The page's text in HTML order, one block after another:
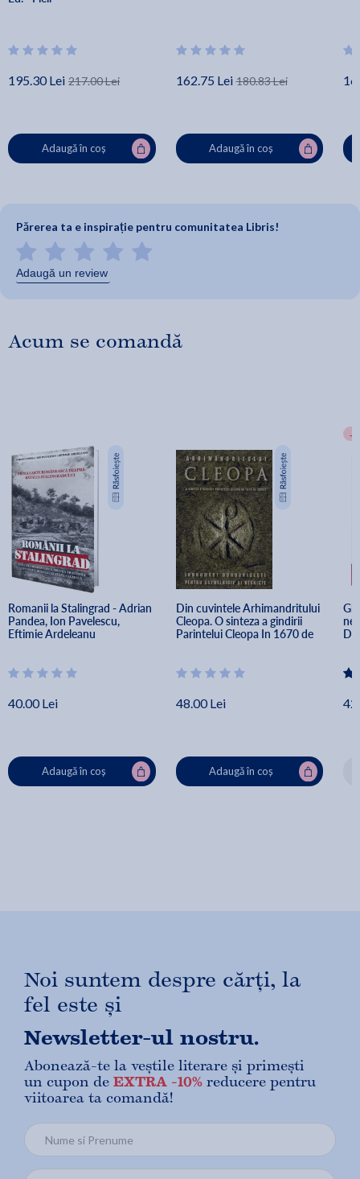
195.30 Lei 217.00 Lei
Adaugă în coș
162.75 Lei 180.83 Lei
Adaugă în coș
Părerea ta e inspirație pentru comunitatea Libris!
Adaugă un review
Acum se comandă
Romanii la Stalingrad - Adrian
Pandea, Ion Pavelescu,
Eftimie Ardeleanu
40.00 Lei
Adaugă în coș
Din cuvintele Arhimandritului
Cleopa. O sinteza a gindirii
Parintelui Cleopa In 1670 de
48.00 Lei
Adaugă în coș
-
Noi suntem despre cărți, la
fel este și
Newsletter-ul nostru.
Abonează-te la veștile literare și primești
un cupon de EXTRA -10% reducere pentru
viitoarea ta comandă!